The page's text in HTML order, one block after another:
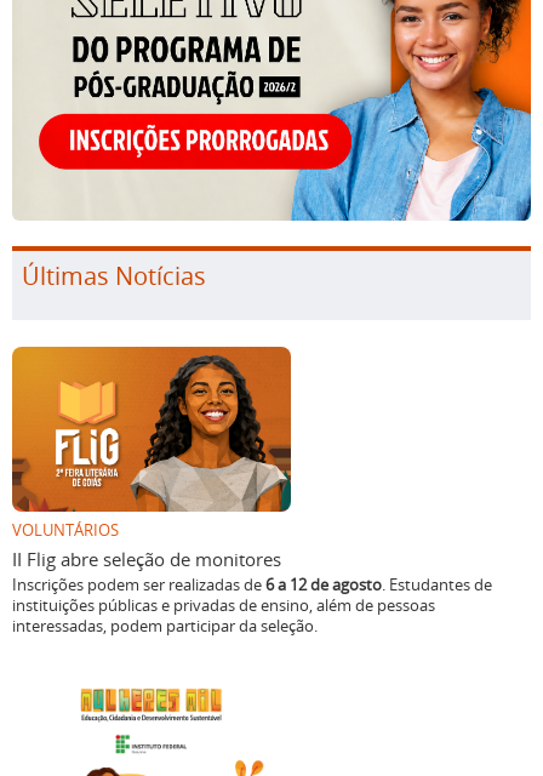
Últimas Notícias
VOLUNTÁRIOS
II Flig abre seleção de monitores
Inscrições podem ser realizadas de6 a 12 de agosto. Estudantes de
instituições públicas e privadas de ensino, além de pessoas
interessadas, podem participar da seleção.